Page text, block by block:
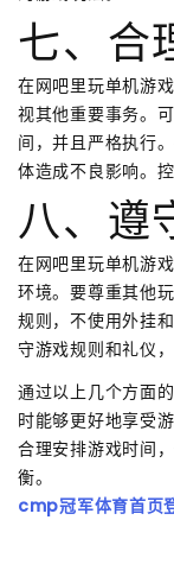
七、合
在网吧里玩单机游
视其他重要事务。
间，并且严格执行
体造成不良影响。
八、遵
在网吧里玩单机游
环境。要尊重其他
规则，不使用外挂
守游戏规则和礼仪
通过以上几个方面
时能够更好地享受
合理安排游戏时间
衡。
cmp冠军体育首页